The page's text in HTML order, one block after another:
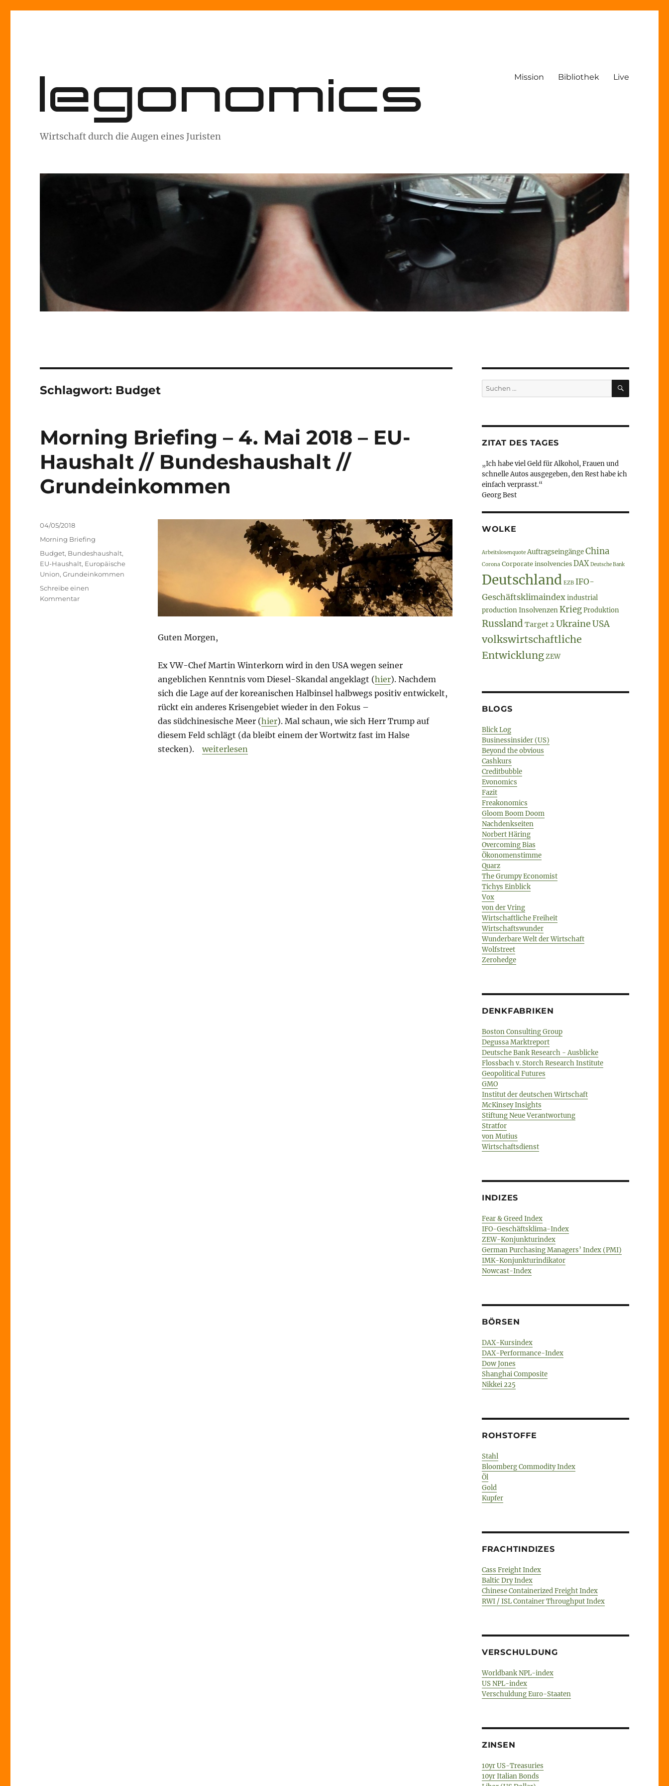
legonomics
Wirtschaft durch die Augen eines Juristen
Mission Bibliothek Live
Schlagwort: Budget
Morning Briefing – 4. Mai 2018 – EU-
Haushalt // Bundeshaushalt //
Grundeinkommen
Guten Morgen,
Ex VW-Chef Martin Winterkorn wird in den USA wegen seiner
angeblichen Kenntnis vom Diesel-Skandal angeklagt (hier). Nachdem
sich die Lage auf der koreanischen Halbinsel halbwegs positiv entwickelt,
rückt ein anderes Krisengebiet wieder in den Fokus –
das südchinesische Meer (hier). Mal schaun, wie sich Herr Trump auf
diesem Feld schlägt (da bleibt einem der Wortwitz fast im Halse
stecken). „Morning Briefing – 4. Mai 2018 – EU-Haushalt // Bundeshaushalt // Grundeinkommen“
weiterlesen
Veröffentlicht
04/05/2018
Kategorien
Morning Briefing
Schlagwörter
Budget, Bundeshaushalt,
EU-Haushalt, Europäische
Union,Grundeinkommen
Schreibe einen
Kommentarzu
Suche
nach:
SUCHEN
ZITAT DES TAGES
„Ich habe viel Geld für Alkohol, Frauen und
schnelle Autos ausgegeben, den Rest habe ich
einfach verprasst.“
Georg Best
WOLKE
Arbeitslosenquote AuftragseingängeChina
Corona Corporate insolvencies DAX Deutsche Bank
Deutschland EZB IFO-
Geschäftsklimaindexindustrial
productionInsolvenzenKriegProduktion
Russland Target 2 UkraineUSA
volkswirtschaftliche
EntwicklungZEW
BLOGS
Blick Log
Businessinsider (US)
Beyond the obvious
Cashkurs
Creditbubble
Evonomics
Fazit
Freakonomics
Gloom Boom Doom
Nachdenkseiten
Norbert Häring
Overcoming Bias
Ökonomenstimme
Quarz
The Grumpy Economist
Tichys Einblick
Vox
von der Vring
Wirtschaftliche Freiheit
Wirtschaftswunder
Wunderbare Welt der Wirtschaft
Wolfstreet
Zerohedge
DENKFABRIKEN
Boston Consulting Group
Degussa Marktreport
Deutsche Bank Research - Ausblicke
Flossbach v. Storch Research Institute
Geopolitical Futures
GMO
Institut der deutschen Wirtschaft
McKinsey Insights
Stiftung Neue Verantwortung
Stratfor
von Mutius
Wirtschaftsdienst
INDIZES
Fear & Greed Index
IFO-Geschäftsklima-Index
ZEW-Konjunkturindex
German Purchasing Managers’ Index (PMI)
IMK-Konjunkturindikator
Nowcast-Index
BÖRSEN
DAX-Kursindex
DAX-Performance-Index
Dow Jones
Shanghai Composite
Nikkei 225
ROHSTOFFE
Stahl
Bloomberg Commodity Index
Öl
Gold
Kupfer
FRACHTINDIZES
Cass Freight Index
Baltic Dry Index
Chinese Containerized Freight Index
RWI / ISL Container Throughput Index
VERSCHULDUNG
Worldbank NPL-index
US NPL-index
Verschuldung Euro-Staaten
ZINSEN
10yr US-Treasuries
10yr Italian Bonds